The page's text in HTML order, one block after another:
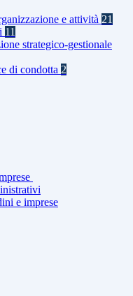
e attività 21
11
strategico-gestionale
di condotta 2
e imprese